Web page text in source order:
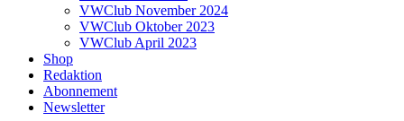
VWClub November 2024
VWClub Oktober 2023
VWClub April 2023
Shop
Redaktion
Abonnement
Newsletter